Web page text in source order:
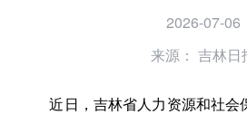
2026-07-06
来源： 吉林日
近日，吉林省人力资源和社会